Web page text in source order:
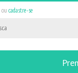
ou cadastre-se